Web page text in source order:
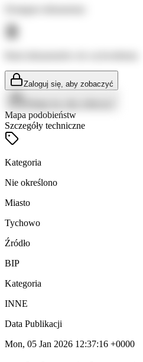
Zaloguj się, aby zobaczyć
Mapa podobieństw
Szczegóły techniczne
Kategoria
Nie określono
Miasto
Tychowo
Źródło
BIP
Kategoria
INNE
Data Publikacji
Mon, 05 Jan 2026 12:37:16 +0000